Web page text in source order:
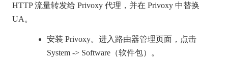
HTTP 流量转发给 Privoxy 代理，并在 Privoxy 中替换
UA。
安装 Privoxy。进入路由器管理页面，点击
System -> Software（软件包）。